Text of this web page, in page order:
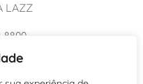
LAZZ
8800
8242